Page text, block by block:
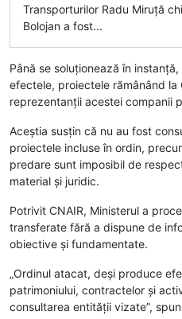
Transporturilor Radu Miruță
Bolojan a fost...
Până se soluționează în
efectele, proiectele rămânând la
reprezentanții acestei companii
Aceștia susțin că nu au fost
proiectele incluse în ordin,
predare sunt imposibil de
material și juridic.
Potrivit CNAIR, Ministerul a
transferate fără a dispune de
obiective și fundamentate.
„Ordinul atacat, deși produce
patrimoniului, contractelor și
consultarea entității vizate”,